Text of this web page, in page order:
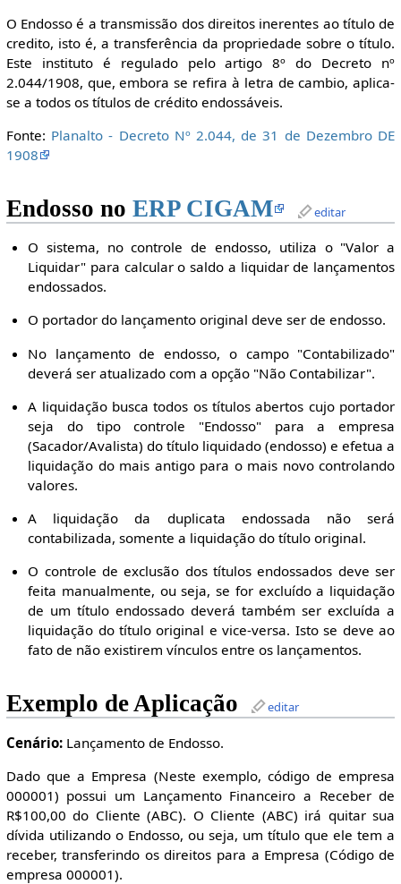
O Endosso é a transmissão dos direitos inerentes ao título de
credito, isto é, a transferência da propriedade sobre o título.
Este instituto é regulado pelo artigo 8º do Decreto nº
2.044/1908, que, embora se refira à letra de cambio, aplica-
se a todos os títulos de crédito endossáveis.
Fonte: Planalto - Decreto Nº 2.044, de 31 de Dezembro DE
1908
Endosso no ERP CIGAM editar
O sistema, no controle de endosso, utiliza o "Valor a
Liquidar" para calcular o saldo a liquidar de lançamentos
endossados.
O portador do lançamento original deve ser de endosso.
No lançamento de endosso, o campo "Contabilizado"
deverá ser atualizado com a opção "Não Contabilizar".
A liquidação busca todos os títulos abertos cujo portador
seja do tipo controle "Endosso" para a empresa
(Sacador/Avalista) do título liquidado (endosso) e efetua a
liquidação do mais antigo para o mais novo controlando
valores.
A liquidação da duplicata endossada não será
contabilizada, somente a liquidação do título original.
O controle de exclusão dos títulos endossados deve ser
feita manualmente, ou seja, se for excluído a liquidação
de um título endossado deverá também ser excluída a
liquidação do título original e vice-versa. Isto se deve ao
fato de não existirem vínculos entre os lançamentos.
Exemplo de Aplicação editar
Cenário:Lançamento de Endosso.
Dado que a Empresa (Neste exemplo, código de empresa
000001) possui um Lançamento Financeiro a Receber de
R$100,00 do Cliente (ABC). O Cliente (ABC) irá quitar sua
dívida utilizando o Endosso, ou seja, um título que ele tem a
receber, transferindo os direitos para a Empresa (Código de
empresa 000001).